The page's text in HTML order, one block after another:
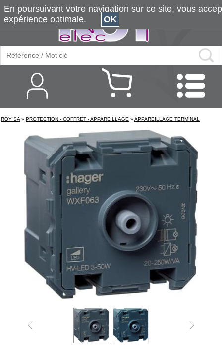
ROY SA » PROTECTION - COFFRET - APPAREILLAGE » APPAREILLAGE TERMINAL
En poursuivant votre navigation sur ce site, vous
expérience optimale.
OK